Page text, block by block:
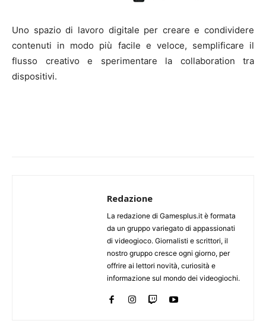
Uno spazio di lavoro digitale per creare e condividere
contenuti in modo più facile e veloce, semplificare il
flusso creativo e sperimentare la collaboration tra
dispositivi.
Redazione
La redazione di Gamesplus.it è formata
da un gruppo variegato di appassionati
di videogioco. Giornalisti e scrittori, il
nostro gruppo cresce ogni giorno, per
offrire ai lettori novità, curiosità e
informazione sul mondo dei videogiochi.